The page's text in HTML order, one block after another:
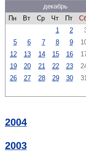
декабрь
Пн
Вт Ср Чт Пт
1
2
5
6 7 8 9
12
13 14 15 16
19
20 21 22 23
26
27 28 29 30 31
2004
2003